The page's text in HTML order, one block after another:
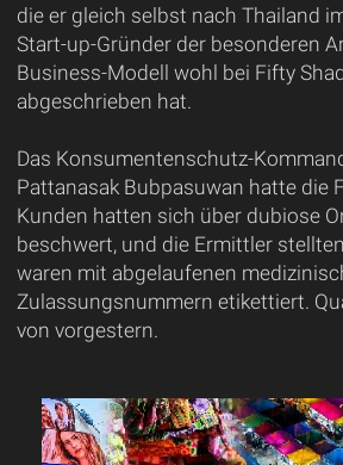
die er gleich selbst nach Thailand
Start-up-Gründer der besonderen
Business-Modell wohl bei Fifty
abgeschrieben hat.
Das Konsumentenschutz-
Pattanasak Bubpasuwan hatte die
Kunden hatten sich über dubiose
beschwert, und die Ermittler
waren mit abgelaufenen
Zulassungsnummern etikettiert.
von vorgestern.